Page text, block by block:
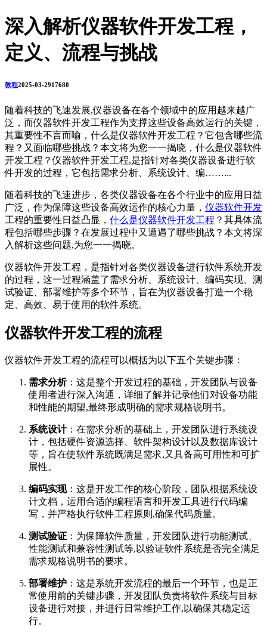
深入解析仪器软件开发工程，
定义、流程与挑战
教程2025-03-2917680
随着科技的飞速发展,仪器设备在各个领域中的应用越来越广
泛，而仪器软件开发工程作为支撑这些设备高效运行的关键，
其重要性不言而喻，什么是仪器软件开发工程？它包含哪些流
程？又面临哪些挑战？本文将为您一一揭晓，什么是仪器软件
开发工程？仪器软件开发工程,是指针对各类仪器设备进行软
件开发的过程，它包括需求分析、系统设计、编……...
随着科技的飞速进步，各类仪器设备在各个行业中的应用日益
广泛，作为保障这些设备高效运作的核心力量， 仪器软件开发
工程的重要性日益凸显， 什么是仪器软件开发工程 ？其具体流
程包括哪些步骤？在发展过程中又遭遇了哪些挑战？本文将深
入解析这些问题,为您一一揭晓。
仪器软件开发工程，是指针对各类仪器设备进行软件系统开发
的过程，这一过程涵盖了需求分析、系统设计、编码实现、测
试验证、部署维护等多个环节，旨在为仪器设备打造一个稳
定、高效、易于使用的软件系统。
仪器软件开发工程的流程
仪器软件开发工程的流程可以概括为以下五个关键步骤：
需求分析：这是整个开发过程的基础，开发团队与设备
使用者进行深入沟通，详细了解并记录他们对设备功能
和性能的期望,最终形成明确的需求规格说明书。
系统设计：在需求分析的基础上，开发团队进行系统设
计，包括硬件资源选择、软件架构设计以及数据库设计
等，旨在使软件系统既满足需求,又具备高可用性和可扩
展性。
编码实现：这是开发工作的核心阶段，团队根据系统设
计文档，运用合适的编程语言和开发工具进行代码编
写，并严格执行软件工程原则,确保代码质量。
测试验证 ：为保障软件质量，开发团队进行功能测试、
性能测试和兼容性测试等,以验证软件系统是否完全满足
需求规格说明书的要求。
部署维护 ：这是系统开发流程的最后一个环节，也是正
常使用前的关键步骤，开发团队负责将软件系统与目标
设备进行对接，并进行日常维护工作,以确保其稳定运
行。